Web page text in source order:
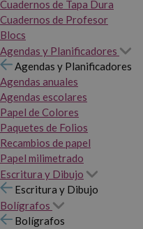
Cuadernos de Tapa Dura
Cuadernos de Profesor
Blocs
Agendas y Planificadores
Agendas y Planificadores
Agendas anuales
Agendas escolares
Papel de Colores
Paquetes de Folios
Recambios de papel
Papel milimetrado
Escritura y Dibujo
Escritura y Dibujo
Bolígrafos
Bolígrafos